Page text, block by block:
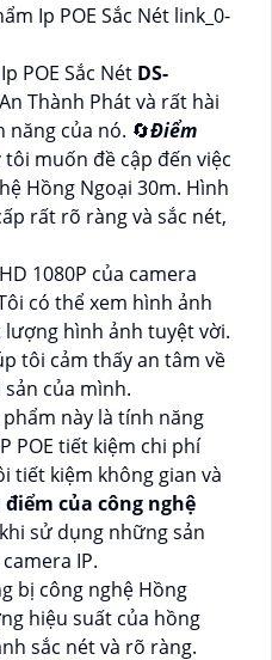
Ip POE Sắc Nét link_0-
POE Sắc Nét DS-
Thành Phát và rất hài
của nó. 🔄Điểm
tôi muốn đề cập đến việc
Hồng Ngoại 30m. Hình
rất rõ ràng và sắc nét,
1080P của camera
có thể xem hình ảnh
hình ảnh tuyệt vời.
tôi cảm thấy an tâm về
của mình.
này là tính năng
POE tiết kiệm chi phí
tiết kiệm không gian và
của công nghệ
sử dụng những sản
IP.
bị công nghệ Hồng
hiệu suất của hồng
sắc nét và rõ ràng.